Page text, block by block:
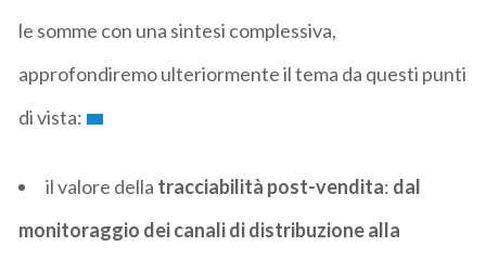
le somme con una sintesi complessiva,
approfondiremo ulteriormente il tema da questi punti
di vista:
il valore della tracciabilità post-vendita: dal
monitoraggio dei canali di distribuzione alla